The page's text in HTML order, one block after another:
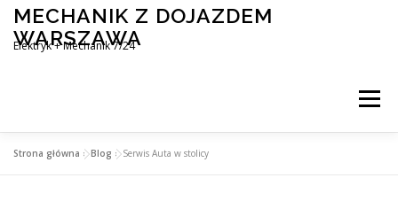
Skip
content
MECHANIK Z DOJAZDEM
WARSZAWA
Elektryk + Mechanik 7/24
Menu
Strona główna »Blog »Serwis Auta w stolicy